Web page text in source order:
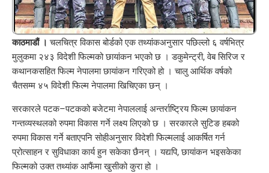
काठमाडौं । चलचित्र विकास बोर्डको एक तथ्यांकअनुसार पछिल्लो ६ वर्षभित्र
मुलुकमा २४३ विदेशी फिल्मको छायांकन भएको छ । डकुमेन्ट्री, वेब सिरिज र
कथानकसहित फिल्म नेपालमा छायांकन गरिएको हो । चालु आर्थिक वर्षको
चैतसम्म ४५ विदेशी फिल्म नेपालमा खिचिएका छन् ।
सरकारले पटक–पटकको बजेटमा नेपाललाई अन्तर्राष्ट्रिय फिल्म छायांकन
गन्तव्यस्थलको रुपमा विकास गर्ने लक्ष्य लिएको छ । सरकारले सुटिङ हबको
रुपमा विकास गर्ने बताएपनि सोहीअनुसार विदेशी फिल्मलाई आकर्षित गर्न
प्रोत्साहन र सुविधाका कार्य हुन सकेका छैनन् । यद्यपि, छायांकन भइसकेका
फिल्मको उक्त तथ्यांक आफैंमा खुसीको कुरा हो ।